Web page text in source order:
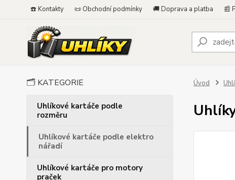
☎️ Kontakty 📜 Obchodní podmínky 🚚 Doprava a platba 📰
🗂️ KATEGORIE
Uhlíkové kartáče podle
rozměru
Uhlíkové kartáče podle elektro
nářadí
Uhlíkové kartáče pro motory
praček
Úvod